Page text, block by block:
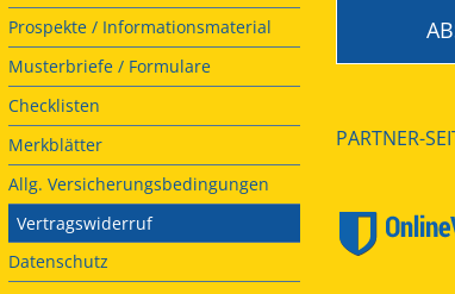
Prospekte / Informationsmaterial
Musterbriefe / Formulare
Checklisten
Merkblätter
Allg. Versicherungsbedingungen
Vertragswiderruf
Datenschutz
PARTNER-